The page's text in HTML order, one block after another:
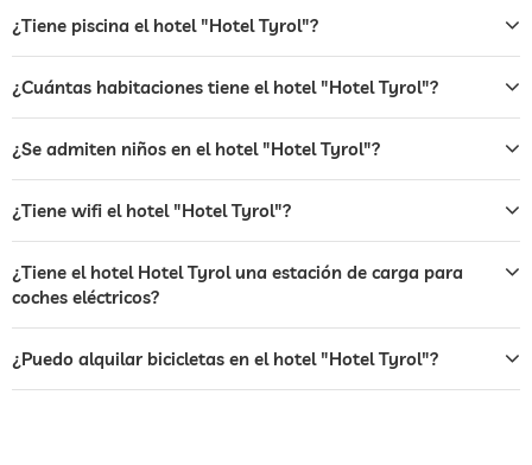
hamacas
restaurante
perros permitidos
alquiler de bicicletas
¿Tiene piscina el hotel "Hotel Tyrol"?
¿Cuántas habitaciones tiene el hotel "Hotel Tyrol"?
¿Se admiten niños en el hotel "Hotel Tyrol"?
¿Tiene wifi el hotel "Hotel Tyrol"?
¿Tiene el hotel Hotel Tyrol una estación de carga para
coches eléctricos?
¿Puedo alquilar bicicletas en el hotel "Hotel Tyrol"?